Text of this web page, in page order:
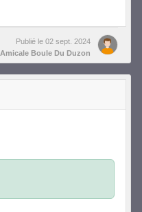
Publié le 02 sept. 2024
Amicale Boule Du Duzon